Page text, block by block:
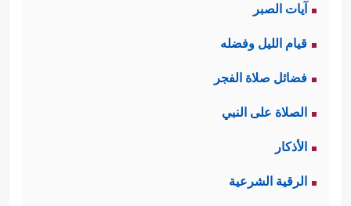
الكلمات تؤثِّر فيهم، وكان ردُّ القرآن
واضحًا ومباشرًا، وقادرًا على أن يصِل
لكلِّ أحدٍ بكل يُسرٍ.
ثانيًا: تؤكِّد السورة أنه سيأتي اليوم الذي
تنكشف فيه الحقائق انكشافًا حتى يتبيَّن
للناس مَن كان أَولَى بهذه التهم الباطلة،
آيات الصبر
قيام الليل وفضله
فضائل صلاة الفجر
الصلاة على النبي
الأذكار
الرقية الشرعية